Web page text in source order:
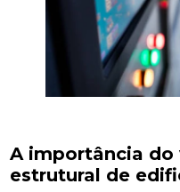
A importância do
estrutural de